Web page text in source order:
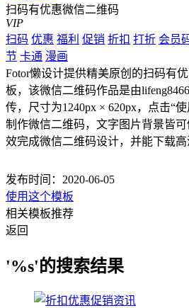
扫码有优惠微信二维码
VIP
扫码 优惠 福利 促销 折扣 打折 会员
节 卡通 漫画
Fotor懒设计提供精美原创的扫码有
板，该微信二维码作品是由
传，尺寸为1240px × 620px，点击“
制作微信二维码，文字图片背景皆
效完成微信二维码设计，并能下载高
发布时间：2020-06-05
使用这个模板
相关模板推荐
返回
'%s'的搜索结果